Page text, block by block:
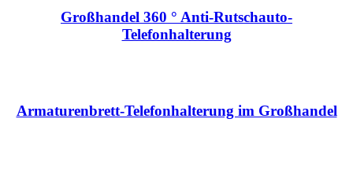
Großhandel 360 ° Anti-Rutschauto-
Telefonhalterung
Armaturenbrett-Telefonhalterung im Großhandel